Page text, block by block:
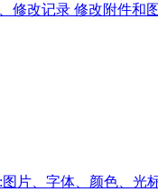
修改记录 修改附件和
片、字体、颜色、光